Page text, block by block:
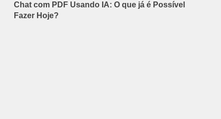
Chat com PDF Usando IA: O que já é Possível
Fazer Hoje?